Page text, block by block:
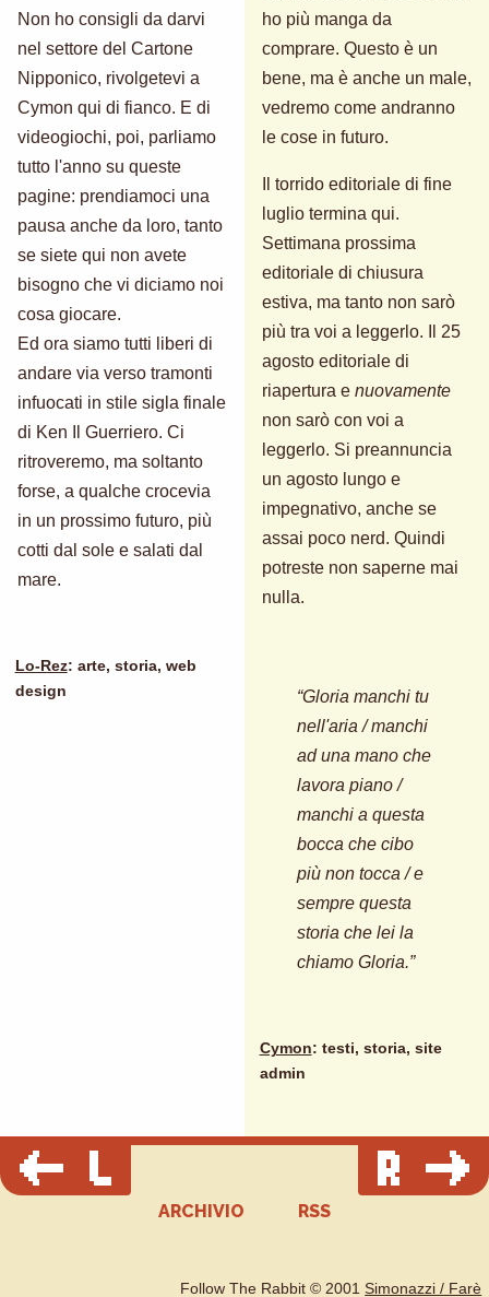
Non ho consigli da darvi
nel settore del Cartone
Nipponico, rivolgetevi a
Cymon qui di fianco. E di
videogiochi, poi, parliamo
tutto l'anno su queste
pagine: prendiamoci una
pausa anche da loro, tanto
se siete qui non avete
bisogno che vi diciamo noi
cosa giocare.
Ed ora siamo tutti liberi di
andare via verso tramonti
infuocati in stile sigla finale
di Ken Il Guerriero. Ci
ritroveremo, ma soltanto
forse, a qualche crocevia
in un prossimo futuro, più
cotti dal sole e salati dal
mare.
Lo-Rez: arte, storia, web
design
ho più manga da
comprare. Questo è un
bene, ma è anche un male,
vedremo come andranno
le cose in futuro.
Il torrido editoriale di fine
luglio termina qui.
Settimana prossima
editoriale di chiusura
estiva, ma tanto non sarò
più tra voi a leggerlo. Il 25
agosto editoriale di
riapertura e nuovamente
non sarò con voi a
leggerlo. Si preannuncia
un agosto lungo e
impegnativo, anche se
assai poco nerd. Quindi
potreste non saperne mai
nulla.
“Gloria manchi tu
nell'aria / manchi
ad una mano che
lavora piano /
manchi a questa
bocca che cibo
più non tocca / e
sempre questa
storia che lei la
chiamo Gloria.”
Cymon: testi, storia, site
admin
ARCHIVIO RSS
Follow The Rabbit © 2001Simonazzi / Farè